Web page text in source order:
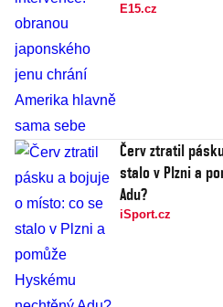
E15.cz
Červ ztratil
stalo v Plzni a
Adu?
iSport.cz